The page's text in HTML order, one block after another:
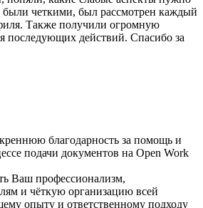
были четкими, был рассмотрен каждый
Также получили огромную
последующих действий. Спасибо за
благодарность за помощь и
подачи документов на Open Work
Ваш профессионализм,
и чёткую организацию всей
опыту и ответственному подходу